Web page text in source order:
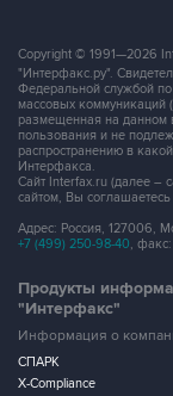
Copyright © 1991—2026
"Интерфакс.ру".
Федеральной службой
массовых коммуникаций
размещенная на данном
пользования и не
распространению в
Интерфакса.
Сайт Interfax.ru (далее –
сайтом, Вы
Адрес: Россия, 127006,
+7 (499) 250-98-40, факс:
Продукты
"Интерфакс"
Информация о
СПАРК
X-Compliance